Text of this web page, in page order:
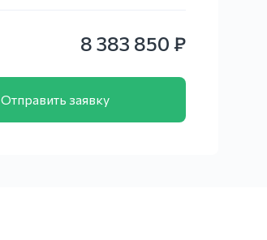
8 383 850 ₽
Отправить заявку